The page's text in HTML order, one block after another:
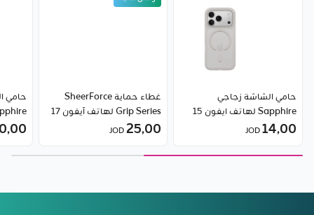
حامي الشاشة زجاجي
Sapphire لهاتف ايفون 15
من روك روز - بخاصية
14٫00
غطاء حماية SheerForce
Grip Series لهاتف آيفون 17
برو من بيلكن
25٫00JOD
حامي
برو